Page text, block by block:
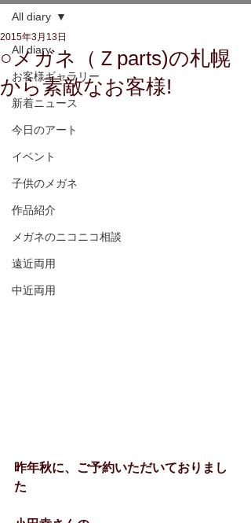
All diary
お客様ギャラリー
新着ニュース
今日のアート
イベント
子供のメガネ
作品紹介
メガネのニコニコ相談
遠近両用
中近両用
All diary
○メガネ（Ｚparts)の札幌
から素敵なお客様!
2015年3月13日
昨年秋に、ご予約いただいておりまし
た